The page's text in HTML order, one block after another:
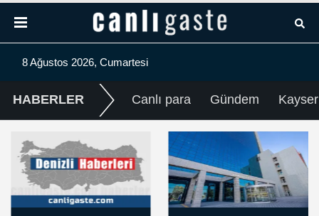
8 Ağustos 2026, Cumartesi
HABERLER Canlı para Gündem